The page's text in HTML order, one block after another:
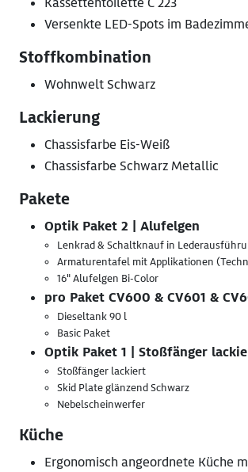
Versenkte LED-Spots im
Stoffkombination
Wohnwelt Schwarz
Lackierung
Chassisfarbe Eis-Weiß
Chassisfarbe Schwarz Metallic
Pakete
Optik Paket 2 | Alufelgen
Lenkrad & Schaltknauf in
Armaturentafel mit Applikationen
16" Alufelgen Bi-Color
pro Paket CV600 & CV601 &
Dieseltank 90 l
Basic Paket
Optik Paket 1 | Stoßfänger
Stoßfänger lackiert
Skid Plate glänzend Schwarz
Nebelscheinwerfer
Küche
Ergonomisch angeordnete Küche